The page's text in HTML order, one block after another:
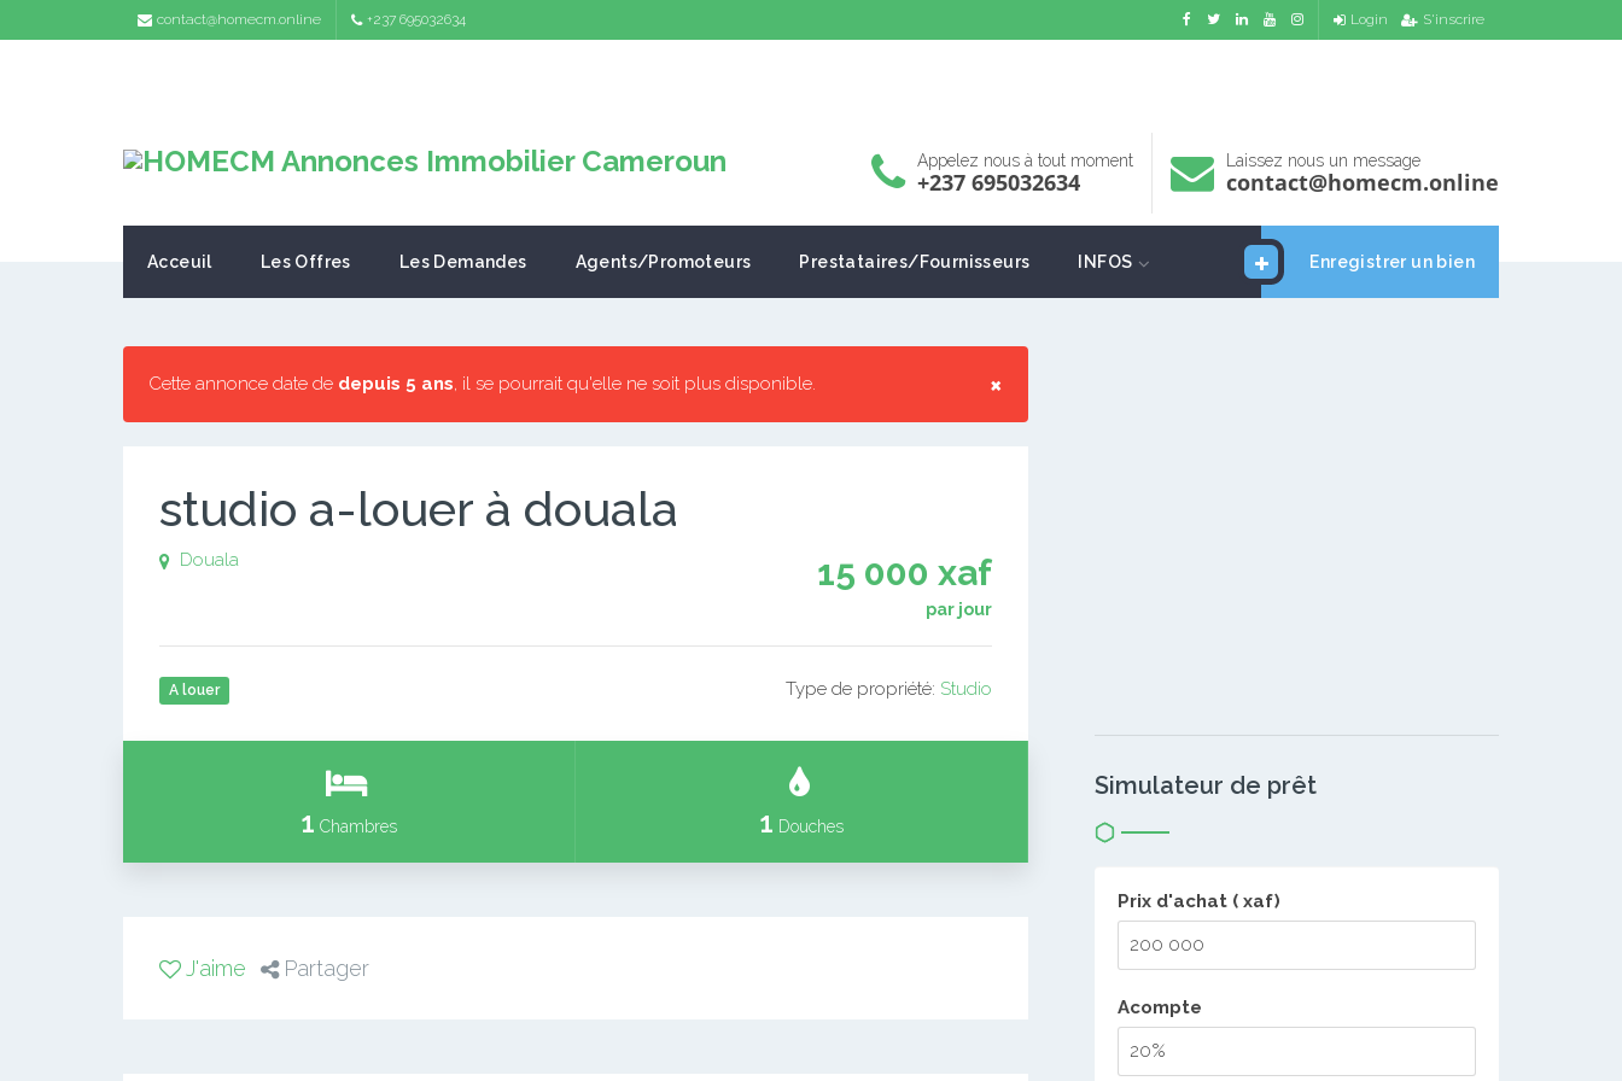
contact@homecm.online +237 695032634 Login S'inscrire
Appelez nous à tout moment
+237 695032634
Laissez nous un message
contact@homecm.online
Enregistrer un bien
Acceuil Les Offres Les Demandes Agents/Promoteurs Prestataires/Fournisseurs INFOS
×
Cette annonce date de depuis 5 ans, il se pourrait qu'elle ne soit plus disponible.
studio a-louer à douala
15 000 xaf
par jour
Douala
A louer Type de propriété: Studio
1 Chambres 1 Douches
J'aime Partager
Simulateur de prêt
Prix d'achat ( xaf)
Acompte